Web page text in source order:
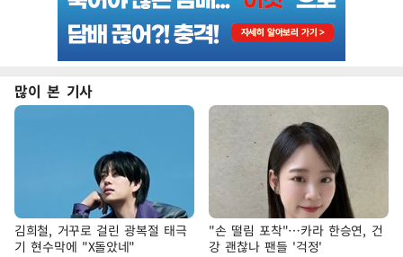
많이 본 기사
김희철, 거꾸로 걸린 광복절 태극
기 현수막에 "X돌았네"
"손 떨림 포착"…카라 한승연, 건
강 괜찮나 팬들 '걱정'